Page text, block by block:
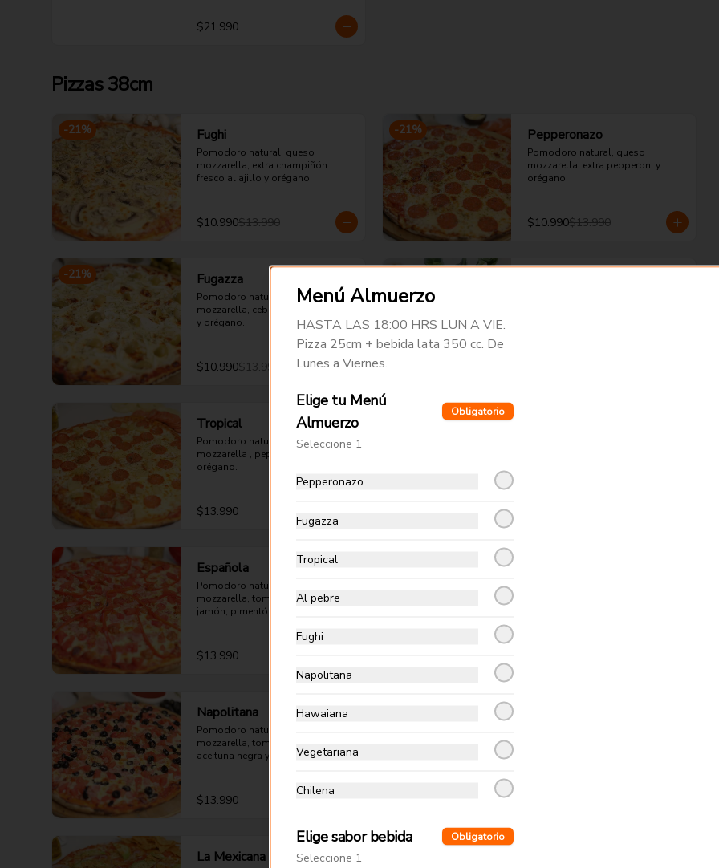
$21.990
Pizzas 38cm
-21% Fughi
Pomodoro natural, queso
mozzarella, extra champiñón
fresco al ajillo y orégano.
$10.990$13.990
-21% Pepperonazo
Pomodoro natural, queso
mozzarella, extra pepperoni y
orégano.
$10.990$13.990
-21% Fugazza
Pomodoro natural, queso
mozzarella, cebolla, aceituna verde
y orégano.
$10.990$13.990
Tropical
Pomodoro natural, queso
mozzarella , pepperoni, piña y
orégano.
$13.990
Española
Pomodoro natural, queso
mozzarella, tomate, choricillo,
jamón, pimentón rojo y orégano.
$13.990
Napolitana
Pomodoro natural, queso
mozzarella, tomate, jamón,
aceituna negra y orégano.
$13.990
La Mexicana
Menú Almuerzo
HASTA LAS 18:00 HRS LUN A VIE.
Pizza 25cm + bebida lata 350 cc. De
Lunes a Viernes.
Elige tu Menú
Almuerzo
Obligatorio
Seleccione 1
Pepperonazo
Fugazza
Tropical
Al pebre
Fughi
Napolitana
Hawaiana
Vegetariana
Chilena
Elige sabor bebida Obligatorio
Seleccione 1